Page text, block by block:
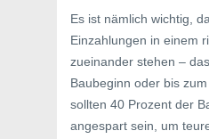
Es ist nämlich wichtig,
Einzahlungen in einem
zueinander stehen –
Baubeginn oder bis
sollten 40 Prozent der
angespart sein, um